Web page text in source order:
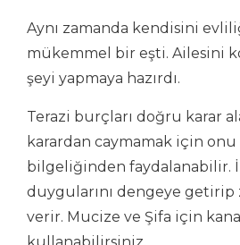
Aynı zamanda kendisini
mükemmel bir eşti. Ailesini
şeyi yapmaya hazırdı.
Terazi burçları doğru karar
karardan caymamak için onu
bilgeliğinden faydalanabilir.
duygularını dengeye
verir. Mucize ve Şifa için